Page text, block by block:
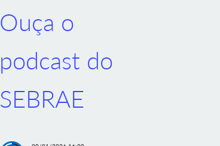
Ouça o
podcast do
SEBRAE